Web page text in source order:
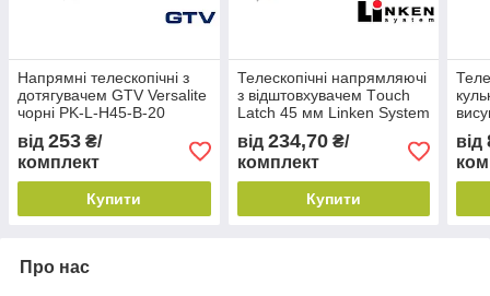
Напрямні телескопічні з
дотягувачем GTV Versalite
чорні PK-L-H45-B-20
від 253 ₴/
комплект
Купити
Телескопічні напрямляючі
з відштовхувачем Тouch
Latch 45 мм Linken System
від 234,70₴/
комплект
Купити
від
Про нас